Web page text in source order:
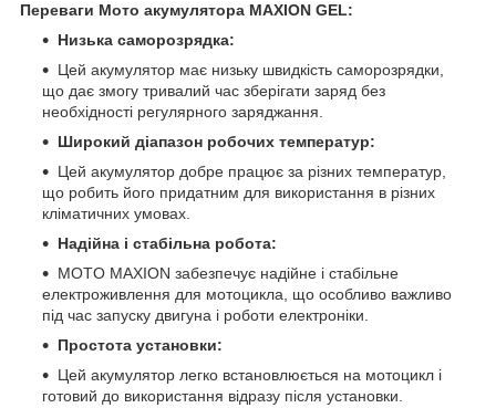
Переваги Мото акумулятора MAXION GEL:
Низька саморозрядка:
Цей акумулятор має низьку швидкість саморозрядки,
що дає змогу тривалий час зберігати заряд без
необхідності регулярного заряджання.
Широкий діапазон робочих температур:
Цей акумулятор добре працює за різних температур,
що робить його придатним для використання в різних
кліматичних умовах.
Надійна і стабільна робота:
MOTO MAXION забезпечує надійне і стабільне
електроживлення для мотоцикла, що особливо важливо
під час запуску двигуна і роботи електроніки.
Простота установки:
Цей акумулятор легко встановлюється на мотоцикл і
готовий до використання відразу після установки.